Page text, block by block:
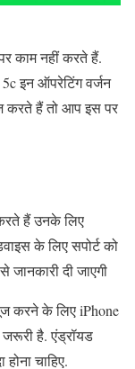
काम नहीं करते हैं.
इन ऑपरेटिंग वर्जन
करते हैं तो आप इस पर
हैं उनके लिए
के लिए सपोर्ट को
दी जाएगी
करने के लिए iPhone
है. एंड्रॉयड
चाहिए.